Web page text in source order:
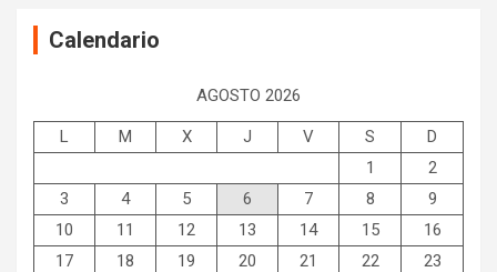
Calendario
AGOSTO 2026
L M X J V S
D
1
2
3
4 5 6 7 8
9
10
11 12 13 14 15
16
17
18 19 20 21 22
23